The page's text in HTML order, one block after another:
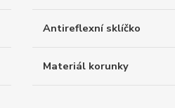
Antireflexní sklíčko
Materiál korunky